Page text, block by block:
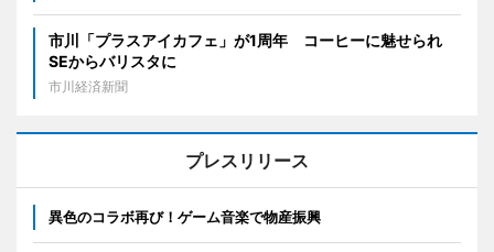
市川「プラスアイカフェ」が1周年 コーヒーに魅せられ
SEからバリスタに
市川経済新聞
プレスリリース
異色のコラボ再び！ゲーム音楽で物産振興